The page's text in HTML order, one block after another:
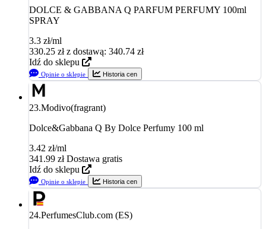
DOLCE & GABBANA Q PARFUM PERFUMY 100ml
SPRAY
3.3 zł/ml
330.25 zł z dostawą: 340.74 zł
Idź do sklepu
Opinie o sklepie Historia cen
23.Modivo(fragrant)
Dolce&Gabbana Q By Dolce Perfumy 100 ml
3.42 zł/ml
341.99 zł Dostawa gratis
Idź do sklepu
Opinie o sklepie Historia cen
24.PerfumesClub.com (ES)